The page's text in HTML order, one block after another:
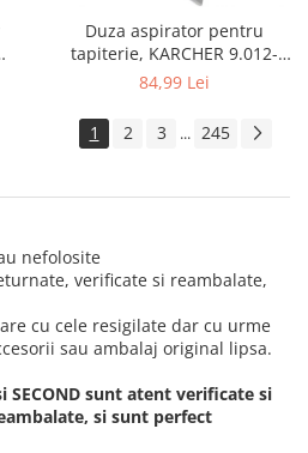
Duza aspirator pentru
tapiterie, KARCHER 9.012-
278.0, SE4001, SE4002, SE5100
84,99 Lei
1 2 3 ... 245
nefolosite
verificate si reambalate,
cu cele resigilate dar cu urme
sau ambalaj original lipsa.
SECOND sunt atent verificate si
si sunt perfect